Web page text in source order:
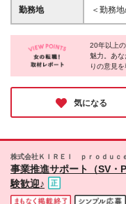
（定期
い。 ※残
に一度
ト”独自
★正社
登用の実
された
勤務地
＜勤務
内の派遣先となり
ついて
を除く
20年以上
魅力。あ
りの意見
です。充
分らしく
トさせた
気になる
株式会社ＫＩＲＥＩ ｐｒｏｄｕｃ
事業推進サポート（SV・
験歓迎♪